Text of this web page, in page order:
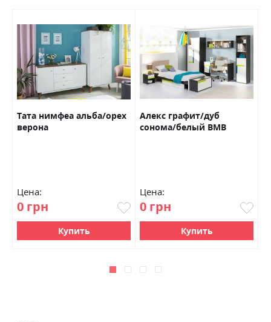
Тата нимфеа альба/орех
верона
Цена:
0 грн
Купить
Алекс графит/дуб
сонома/белый ВМВ
Цена:
0 грн
Купить